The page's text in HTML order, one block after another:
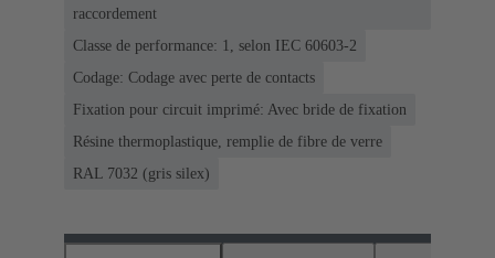
raccordement
Classe de performance: 1, selon IEC 60603-2
Codage: Codage avec perte de contacts
Fixation pour circuit imprimé: Avec bride de fixation
Résine thermoplastique, remplie de fibre de verre
RAL 7032 (gris silex)